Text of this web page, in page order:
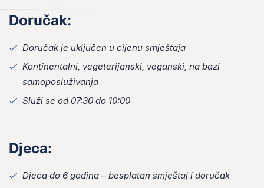
Doručak:
Doručak je uključen u cijenu smještaja
Kontinentalni, vegeterijanski, veganski, na bazi
samoposluživanja
Služi se od 07:30 do 10:00
Djeca:
Djeca do 6 godina – besplatan smještaj i doručak